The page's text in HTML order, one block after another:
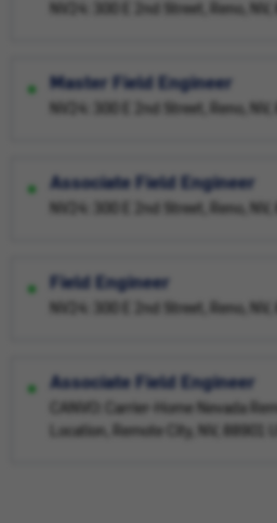
NV24: 300 E 2nd Street, Reno, NV,
Master Field Engineer
NV24: 300 E 2nd Street, Reno, NV,
Associate Field Engineer
NV24: 300 E 2nd Street, Reno, NV,
Field Engineer
NV24: 300 E 2nd Street, Reno, NV,
Associate Field Engineer
CANVO: Carrier-Home Nevada
Location, Remote City, NV, 88901